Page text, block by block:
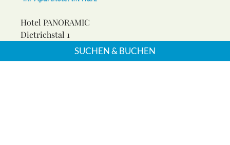
Hotel PANORAMIC
Dietrichstal 1
37431 Bad LauterbergSUCHEN & BUCHEN